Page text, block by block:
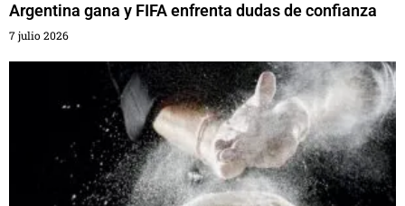
Argentina gana y FIFA enfrenta dudas de confianza
7 julio 2026